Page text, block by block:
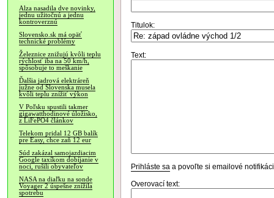
Alza nasadila dve novinky,
jednu užitočnú a jednu
kontroverznú
Slovensko.sk má opäť
technické problémy
Železnice znižujú kvôli teplu
rýchlosť iba na 50 km/h,
spôsobuje to meškanie
Ďalšia jadrová elektráreň
južne od Slovenska musela
kvôli teplu znížiť výkon
V Poľsku spustili takmer
gigawatthodinové úložisko,
z LiFePO4 článkov
Telekom pridal 12 GB balík
pre Easy, chce zaň 12 eur
Súd zakázal samojazdiacim
Google taxíkom dobíjanie v
noci, rušili obyvateľov
NASA na diaľku na sonde
Voyager 2 úspešne znížila
spotrebu
Titulok:
Text:
Prihláste sa a povoľte si emailové
Overovací text: